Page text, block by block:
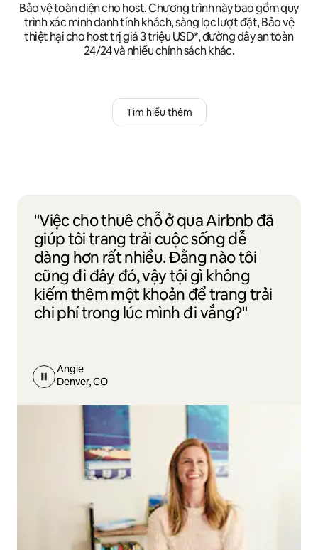
Bảo vệ toàn diện cho host. Chương trình này bao gồm quy
trình xác minh danh tính khách, sàng lọc lượt đặt, Bảo vệ
thiệt hại cho host trị giá 3 triệu USD*, đường dây an toàn
24/24 và nhiều chính sách khác.
Tìm hiểu thêm
"Việc cho thuê chỗ ở qua Airbnb đã
giúp tôi trang trải cuộc sống dễ
dàng hơn rất nhiều. Đằng nào tôi
cũng đi đây đó, vậy tội gì không
kiếm thêm một khoản để trang trải
chi phí trong lúc mình đi vắng?"
Angie
Denver, CO